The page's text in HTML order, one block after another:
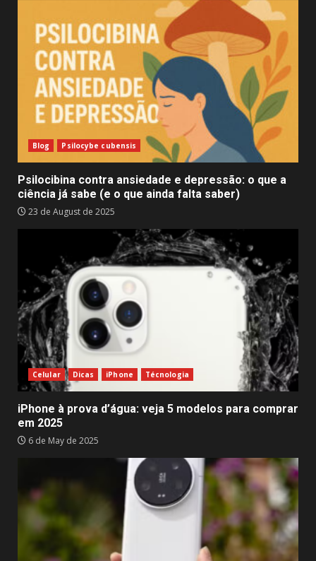
Blog Psilocybe cubensis
Psilocibina contra ansiedade e depressão: o que a
ciência já sabe (e o que ainda falta saber)
23 de August de 2025
Celular Dicas iPhone Técnologia
iPhone à prova d’água: veja 5 modelos para comprar
em 2025
6 de May de 2025